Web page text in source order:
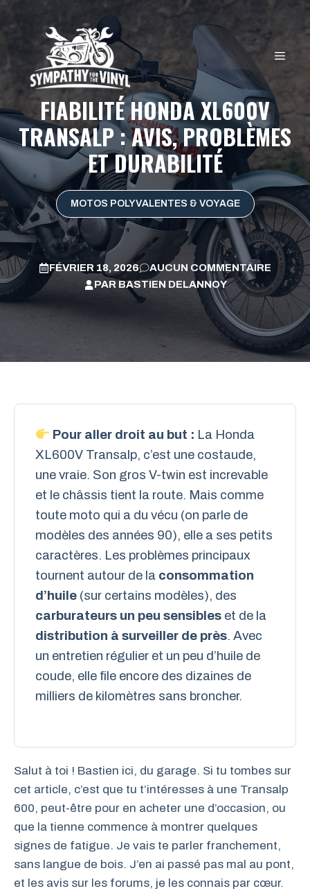
Aller
au
contenu
FIABILITÉ HONDA XL600V
TRANSALP : AVIS, PROBLÈMES
ET DURABILITÉ
MOTOS POLYVALENTES & VOYAGE
FÉVRIER 18, 2026
AUCUN COMMENTAIRE
PAR BASTIEN DELANNOY
Pour aller droit au but : La Honda
XL600V Transalp, c’est une costaude,
une vraie. Son gros V-twin est increvable
et le châssis tient la route. Mais comme
toute moto qui a du vécu (on parle de
modèles des années 90), elle a ses petits
caractères. Les problèmes principaux
tournent autour de la consommation
d’huile (sur certains modèles), des
carburateurs un peu sensibles et de la
distribution à surveiller de près. Avec
un entretien régulier et un peu d’huile de
coude, elle file encore des dizaines de
milliers de kilomètres sans broncher.
Salut à toi ! Bastien ici, du garage. Si tu tombes sur
cet article, c’est que tu t’intéresses à une Transalp
600, peut-être pour en acheter une d’occasion, ou
que la tienne commence à montrer quelques
signes de fatigue. Je vais te parler franchement,
sans langue de bois. J’en ai passé pas mal au pont,
et les avis sur les forums, je les connais par cœur.